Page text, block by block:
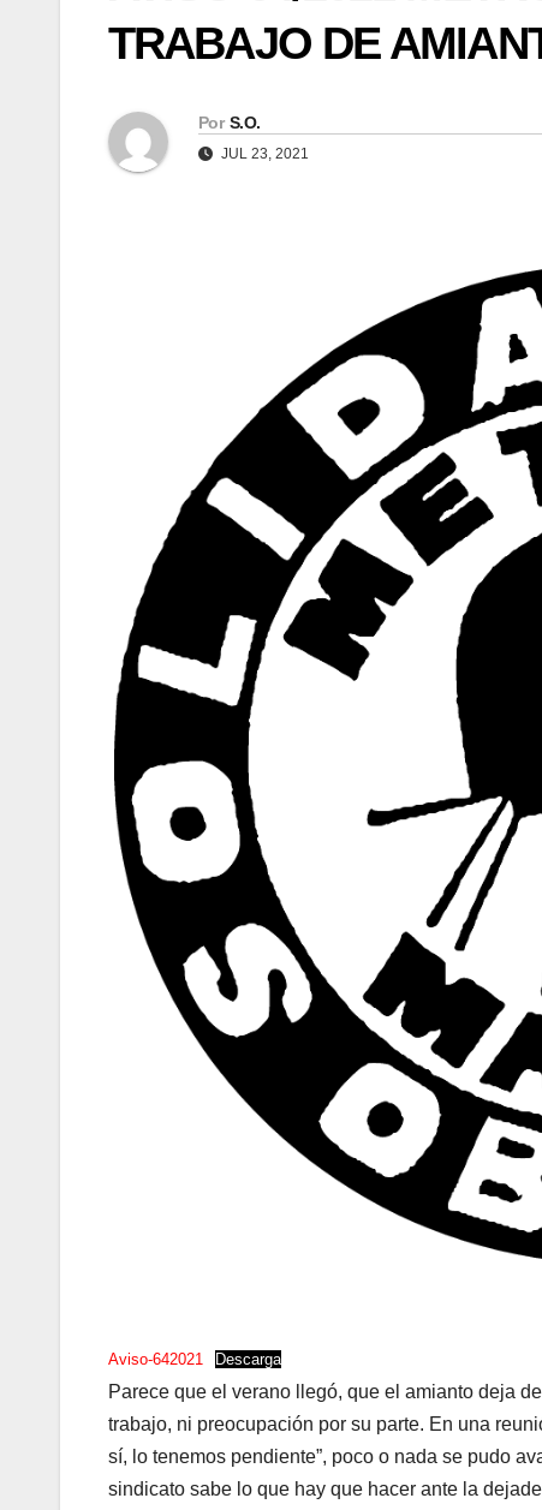
TRABAJO DE
Por S.O.
JUL 23, 2021
Aviso-642021 Descarga
Parece que el verano llegó, que el amianto deja
trabajo, ni preocupación por su parte. En una
sí, lo tenemos pendiente”, poco o nada se pudo
sindicato sabe lo que hay que hacer ante la